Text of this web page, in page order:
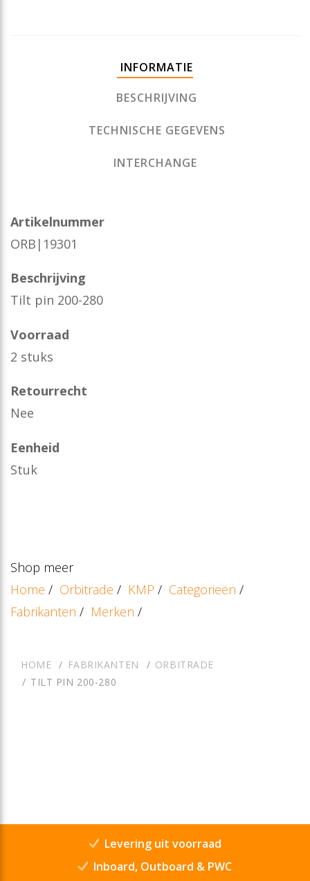
INFORMATIE
BESCHRIJVING
TECHNISCHE GEGEVENS
INTERCHANGE
Artikelnummer
ORB|19301
Beschrijving
Tilt pin 200-280
Voorraad
2 stuks
Retourrecht
Nee
Eenheid
Stuk
Shop meer
Home / Orbitrade / KMP / Categorieën /
Fabrikanten / Merken /
HOME FABRIKANTEN
ORBITRADE
TILT PIN 200-280
Levering uit voorraad
Inboard, Outboard & PWC